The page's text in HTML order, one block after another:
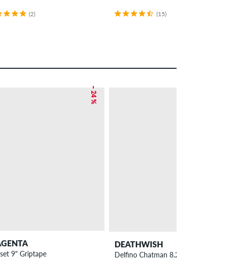
(2) (15)
– 24 %
9" Griptape
DEATHWISH
Delfino Chatman 8.25" Skateboard